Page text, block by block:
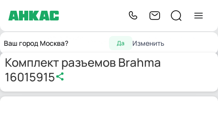
Ваш город Москва? Да Изменить
Главнаягорелок
ЭлектрокомпонентыBrahma 16015915
Комплект разъемов Brahma
16015915